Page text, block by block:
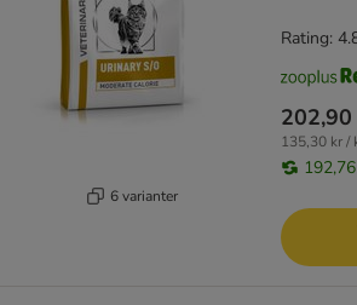
6 varianter
135,30 kr /
Rating: